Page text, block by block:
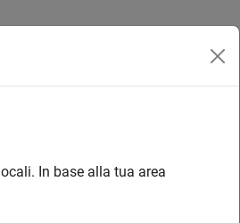
acquisire dati sugli errori.
In base alla tua area